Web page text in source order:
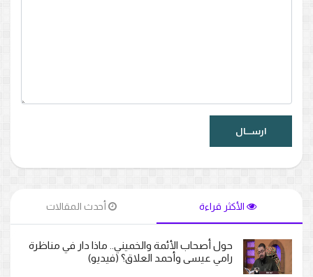
الأكثر قراءة أحدث المقالات
حول أصحاب الأئمة والخميني.. ماذا دار في مناظرة
رامي عيسى وأحمد العلاق؟ (فيديو)